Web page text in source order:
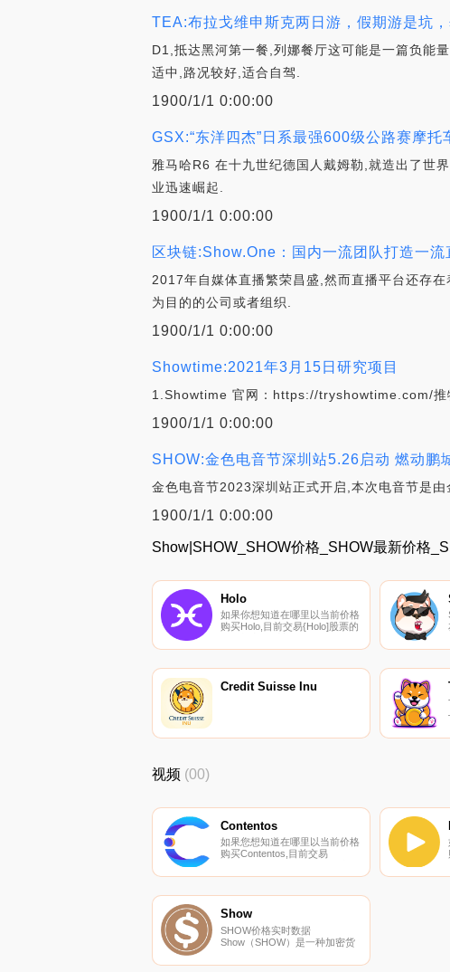
TEA:布拉戈维申斯克两日游，假期游是坑，
D1,抵达黑河第一餐,列娜餐厅这可能是一篇负能
适中,路况较好,适合自驾.
1900/1/1 0:00:00
GSX:“东洋四杰”日系最强600级公路赛摩托
雅马哈R6 在十九世纪德国人戴姆勒,就造出了世
业迅速崛起.
1900/1/1 0:00:00
区块链:Show.One：国内一流团队打造一流
2017年自媒体直播繁荣昌盛,然而直播平台还存
为目的的公司或者组织.
1900/1/1 0:00:00
Showtime:2021年3月15日研究项目
1.Showtime 官网：https://tryshowtime.com/
1900/1/1 0:00:00
SHOW:金色电音节深圳站5.26启动 燃动鹏
金色电音节2023深圳站正式开启,本次电音节是
1900/1/1 0:00:00
Show|SHOW_SHOW价格_SHOW最新价格
Holo
如果你想知道在哪里以当前价格
购买Holo,目前交易{Holo]股票的
Binance、Bitrue、ByHOTt、
找到其他列表.
Credit Suisse Inu
视频 (00)
Contentos
如果您想知道在哪里以当前价格
购买Contentos,目前交易
密货币交易所是Binance、
密货币交易所页面上找到其他交
Show
SHOW价格实时数据
Show（SHOW）是一种加密货
目前的供应量为10000000000,